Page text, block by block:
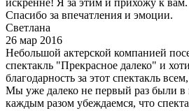
Спасибо за впечатления и эмоции.
Светлана
26 мар 2016
Небольшой актерской компанией
спектакль "Прекрасное далеко" и
благодарность за этот спектакль
Мы уже далеко не первый раз были в
каждым разом убеждаемся, что